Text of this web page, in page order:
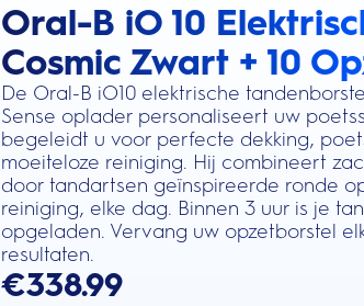
Oral-B iO 10
Cosmic Zwart + 10
De Oral-B iO10 elektrische
Sense oplader personaliseert uw
begeleidt u voor perfecte dekking,
moeiteloze reiniging. Hij combineert
door tandartsen geïnspireerde ronde
reiniging, elke dag. Binnen 3 uur is je
opgeladen. Vervang uw opzetborstel
resultaten.
this action will scroll you to the reviews section
€338.99